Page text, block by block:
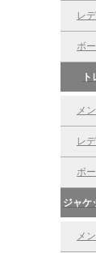
レ
ボ
メ
レ
ボ
ジャケ
メ